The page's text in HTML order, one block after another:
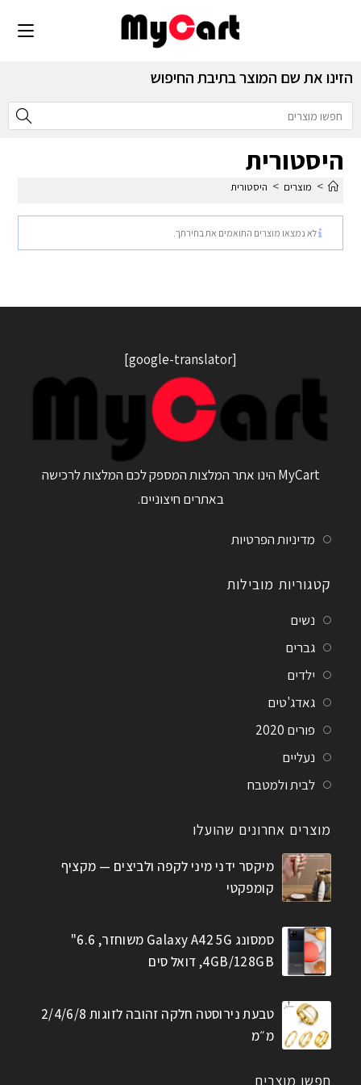
הזינו את שם המוצר בתיבת החיפוש
היסטורית
> מוצרים > היסטורית
לא נמצאו מוצרים התואמים את בחירתך.
[google-translator]
MyCart הינו אתר המלצות המספק לכם המלצות לרכישה
באתרים חיצוניים.
מדיניות הפרטיות
קטגוריות מובילות
נשים
גברים
ילדים
גאדג'טים
פורים 2020
נעליים
לבית ולמטבח
מוצרים אחרונים שהועלו
מיקסר ידני מיני לקפה ולביצים — מקציף
קומפקטי
סמסונג Galaxy A42 5G משוחזר, 6.6"
4GB/128GB, דואל סים
טבעת נירוסטה חלקה זהובה לזוגות 2/4/6/8
מ״מ
חפשו מוצרים